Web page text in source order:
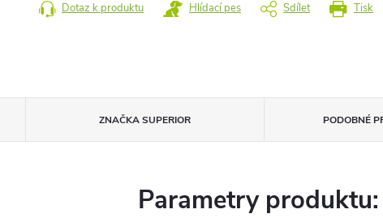
Tisk
Dotaz k produktu Hlídací pes Sdílet
ZNAČKASUPERIOR PODOBNÉ
Parametry produktu: